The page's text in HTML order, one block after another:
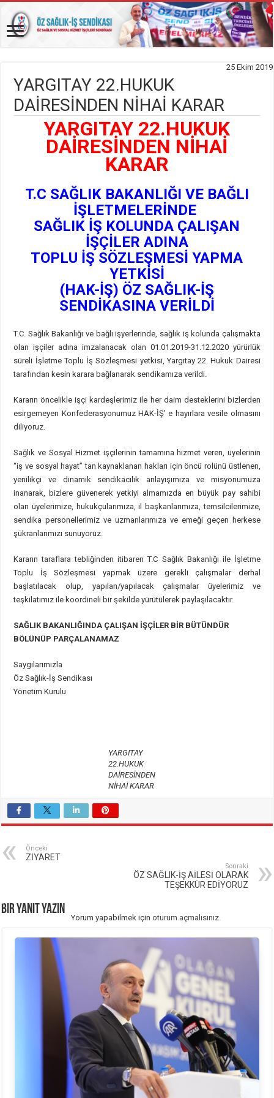
25 Ekim 2019
YARGITAY 22.HUKUK
DAİRESİNDEN NİHAİ KARAR
YARGITAY 22.HUKUK
DAİRESİNDEN NİHAİ
KARAR
T.C SAĞLIK BAKANLIĞI VE BAĞLI
İŞLETMELERİNDE
SAĞLIK İŞ KOLUNDA ÇALIŞAN
İŞÇİLER ADINA
TOPLU İŞ SÖZLEŞMESİ YAPMA
YETKİSİ
(HAK-İŞ) ÖZ SAĞLIK-İŞ
SENDİKASINA VERİLDİ
T.C. Sağlık Bakanlığı ve bağlı işyerlerinde, sağlık iş kolunda çalışmakta
olan işçiler adına imzalanacak olan 01.01.2019-31.12.2020 yürürlük
süreli İşletme Toplu İş Sözleşmesi yetkisi, Yargıtay 22. Hukuk Dairesi
tarafından kesin karara bağlanarak sendikamıza verildi.
Kararın öncelikle işçi kardeşlerimiz ile her daim desteklerini bizlerden
esirgemeyen Konfederasyonumuz HAK-İŞ’ e hayırlara vesile olmasını
diliyoruz.
Sağlık ve Sosyal Hizmet işçilerinin tamamına hizmet veren, üyelerinin
‘‘iş ve sosyal hayat’’ tan kaynaklanan hakları için öncü rolünü üstlenen,
yenilikçi ve dinamik sendikacılık anlayışımıza ve misyonumuza
inanarak, bizlere güvenerek yetkiyi almamızda en büyük pay sahibi
olan üyelerimize, hukukçularımıza, il başkanlarımıza, temsilcilerimize,
sendika personellerimiz ve uzmanlarımıza ve emeği geçen herkese
şükranlarımızı sunuyoruz.
Kararın taraflara tebliğinden itibaren T.C Sağlık Bakanlığı ile İşletme
Toplu İş Sözleşmesi yapmak üzere gerekli çalışmalar derhal
başlatılacak olup, yapılan/yapılacak çalışmalar üyelerimiz ve
teşkilatımız ile koordineli bir şekilde yürütülerek paylaşılacaktır.
SAĞLIK BAKANLIĞINDA ÇALIŞAN İŞÇİLER BİR BÜTÜNDÜR
BÖLÜNÜP PARÇALANAMAZ
Saygılarımızla
Öz Sağlık-İş Sendikası
Yönetim Kurulu
YARGITAY
22.HUKUK
DAİRESİNDEN
NİHAİ KARAR
Önceki
ZİYARET
Sonraki
ÖZ SAĞLIK-İŞ AİLESİ OLARAK
TEŞEKKÜR EDİYORUZ
Bir yanıt yazın
Yorum yapabilmek içinoturum açmalısınız.